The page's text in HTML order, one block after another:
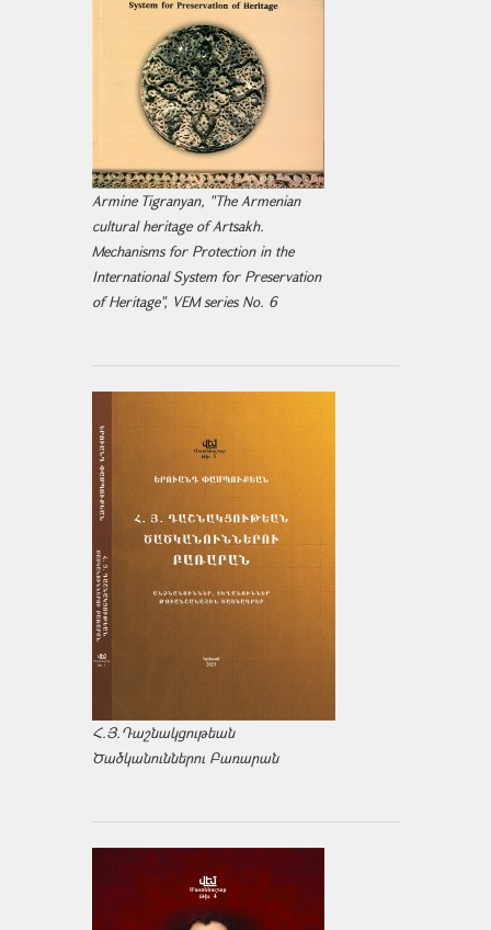
Armine Tigranyan, "The Armenian
cultural heritage of Artsakh.
Mechanisms for Protection in the
International System for Preservation
of Heritage", VEM series No. 6
Հ.Յ.Դաշնակցութեան
Ծածկանուններու Բառարան